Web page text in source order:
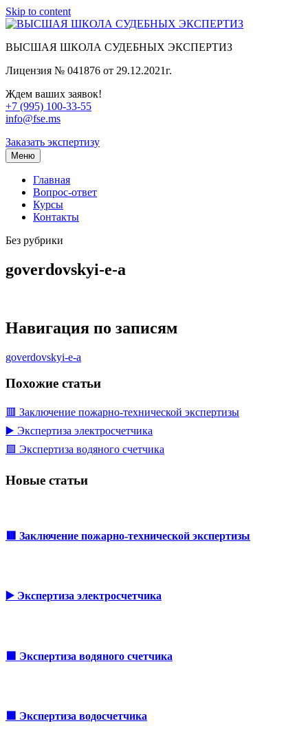
Skip to content
ВЫСШАЯ ШКОЛА СУДЕБНЫХ ЭКСПЕРТИЗ
Лицензия № 041876 от 29.12.2021г.
Ждем ваших заявок!
+7 (995) 100-33-55
info@fse.ms
Заказать экспертизу
Меню
Главная
Вопрос-ответ
Курсы
Контакты
Без рубрики
goverdovskyi-e-a
Навигация по записям
goverdovskyi-e-a
Похожие статьи
🟥 Заключение пожарно-технической экспертизы
▶️ Экспертиза электросчетчика
🟩 Экспертиза водяного счетчика
Новые статьи
🟥 Заключение пожарно-технической экспертизы
▶️ Экспертиза электросчетчика
🟩 Экспертиза водяного счетчика
🟩 Экспертиза водосчетчика